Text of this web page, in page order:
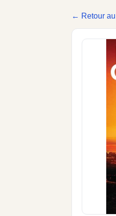
← Retour